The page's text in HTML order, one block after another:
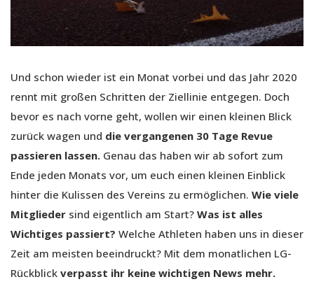
Und schon wieder ist ein Monat vorbei und das Jahr 2020
rennt mit großen Schritten der Ziellinie entgegen. Doch
bevor es nach vorne geht, wollen wir einen kleinen Blick
zurück wagen und die vergangenen 30 Tage Revue
passieren lassen. Genau das haben wir ab sofort zum
Ende jeden Monats vor, um euch einen kleinen Einblick
hinter die Kulissen des Vereins zu ermöglichen. Wie viele
Mitglieder sind eigentlich am Start? Was ist alles
Wichtiges passiert? Welche Athleten haben uns in dieser
Zeit am meisten beeindruckt? Mit dem monatlichen LG-
Rückblick verpasst ihr keine wichtigen News mehr.